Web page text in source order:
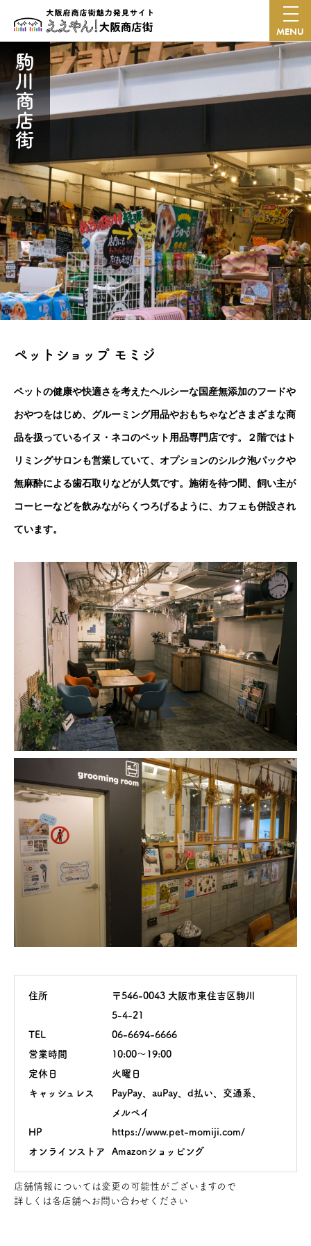
MENU
駒川商店街
ペットショップ モミジ
ペットの健康や快適さを考えたヘルシーな国産無添加のフードや
おやつをはじめ、グルーミング用品やおもちゃなどさまざまな商
品を扱っているイヌ・ネコのペット用品専門店です。２階ではト
リミングサロンも営業していて、オプションのシルク泡パックや
無麻酔による歯石取りなどが人気です。施術を待つ間、飼い主が
コーヒーなどを飲みながらくつろげるように、カフェも併設され
ています。
住所
〒546-0043 大阪市東住吉区駒川
5-4-21
TEL
06-6694-6666
営業時間
10:00～19:00
定休日
火曜日
キャッシュレス
PayPay、auPay、d払い、交通系、
メルペイ
HP
https://www.pet-momiji.com/
オンラインストア
Amazonショッピング
店舗情報については変更の可能性がございますので
詳しくは各店舗へお問い合わせください